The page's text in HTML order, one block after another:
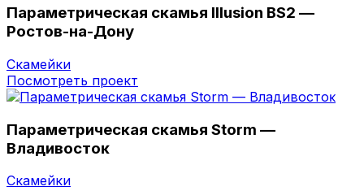
Параметрическая скамья Illusion BS2 —
Ростов-на-Дону
Скамейки
Посмотреть проект
Параметрическая скамья Storm —
Владивостоĸ
Скамейки